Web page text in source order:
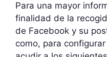
Para una mayor
finalidad de la
de Facebook y su
como, para